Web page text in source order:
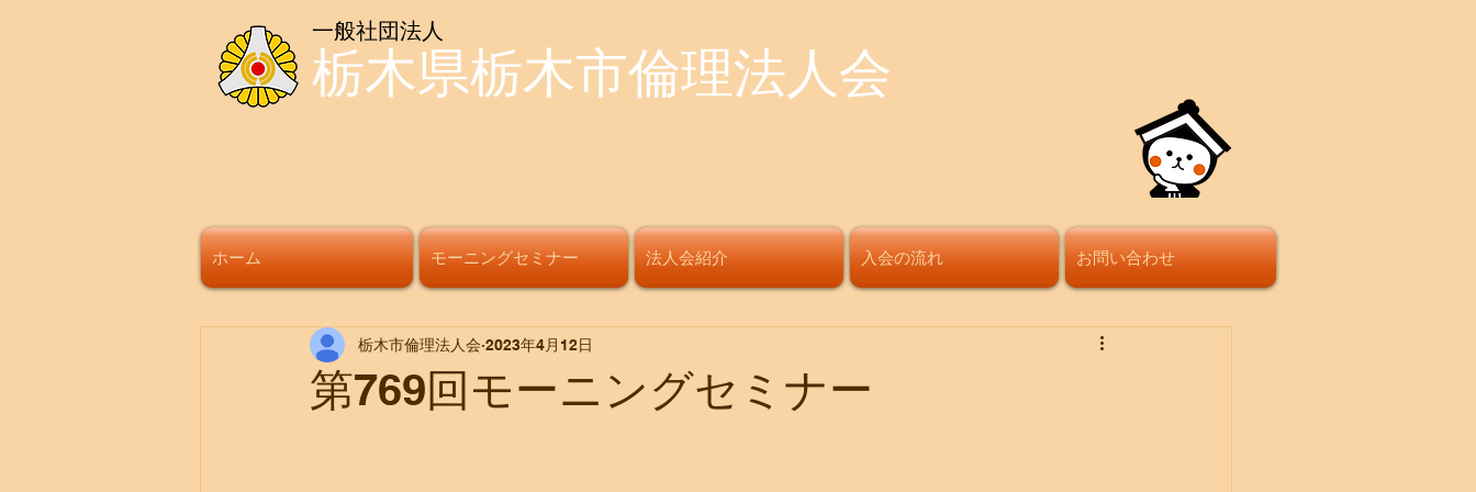
一般社団法人
栃木県栃木市倫理法人会
ホーム モーニングセミナー 法人会紹介 入会の流れ お問い合わせ
第769回モーニングセミナー
栃木市倫理法人会 2023年4月12日